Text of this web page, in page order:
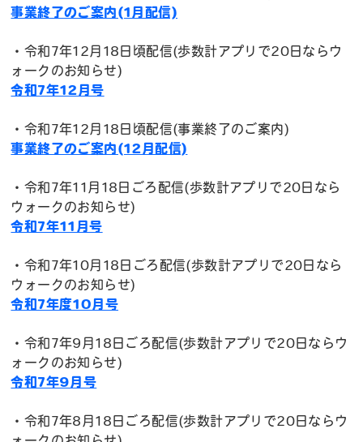
事業終了のご案内(1月配信)
・令和7年12月18日頃配信(歩数計アプリで20日ならウ
ォークのお知らせ)
令和7年12月号
・令和7年12月18日頃配信(事業終了のご案内)
事業終了のご案内(12月配信)
・令和7年11月18日ごろ配信(歩数計アプリで20日なら
ウォークのお知らせ)
令和7年11月号
・令和7年10月18日ごろ配信(歩数計アプリで20日なら
ウォークのお知らせ)
令和7年度10月号
・令和7年9月18日ごろ配信(歩数計アプリで20日ならウ
ォークのお知らせ)
令和7年9月号
・令和7年8月18日ごろ配信(歩数計アプリで20日ならウ